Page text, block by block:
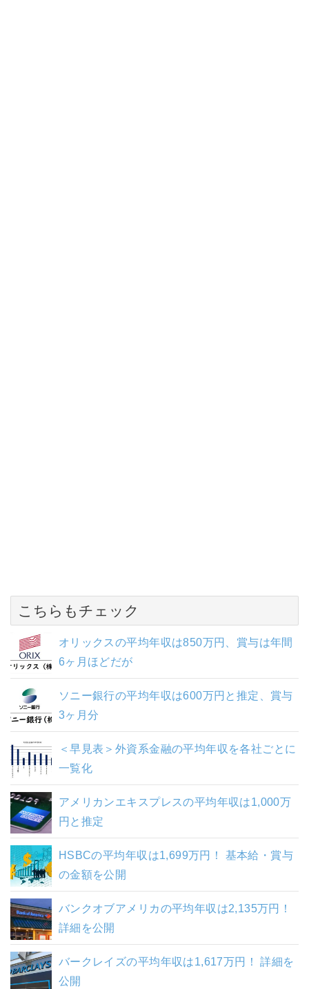
こちらもチェック
オリックスの平均年収は850万円、賞与は年間
6ヶ月ほどだが
ソニー銀行の平均年収は600万円と推定、賞与
3ヶ月分
＜早見表＞外資系金融の平均年収を各社ごとに
一覧化
アメリカンエキスプレスの平均年収は1,000万
円と推定
HSBCの平均年収は1,699万円！ 基本給・賞与
の金額を公開
バンクオブアメリカの平均年収は2,135万円！
詳細を公開
バークレイズの平均年収は1,617万円！ 詳細を
公開